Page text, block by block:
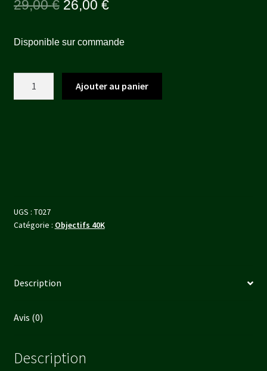
29,00€ Le
initial
29,00 €.
26,00 €Le
actuel
26,00 €.
Disponible sur commande
Ajouter au panier
UGS : T027
Catégorie : Objectifs 40K
Description
Avis (0)
Description